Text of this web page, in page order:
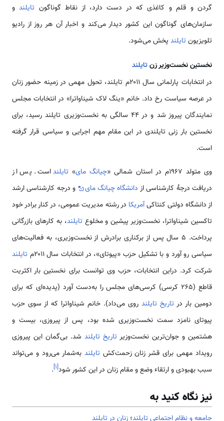
گردن و قلم و کاغذی که در دست دارد، از نقاط گوناگون تایلندو
سازمان‌های گوناگون این کشور دیدار می‌کند و اخبار آن هر روز از رادیو
تلویزیون تایلند پخش می‌شود.
نخستین نخست‌وزیر زنتایلند
در انتخابات پارلمانی سال ۲۰۱۱م تایلند، تحول مهمی در زمینه حضور زنان
در عرصه سیاست رخ داد. خانم «ینگ لاک شیناواترا» در انتخابات مجلس
نمایندگان پیروز شد و در ۴۴ سالگی به نخست‌وزیری تایلند رسید، برای
نخستین بار زنی تایلندی در این مقام مهم اجرایی و سیاسی قرار گرفته
است.
وی متولد ۱۹۶۷م در استان شمالی « چیانگ مای» تایلنداست. پس از
دریافت درجهٔ کارشناسی از دانشگاه چیانگ مای
و درجه کارشناسی ارشد
از دانشگاه دولتی کنتاکیآمریکا در رشته مدیریت عمومی، در کنار برادر خود
تاکسین شیناواترا، نخست‌وزیر پیشین و مخلوع تایلند، به کارهای بازرگانی
پرداخت. ۵ سال پس از برکناری برادرش از نخست‌وزیری، به فعالیت‌های
سیاسی رو آورد و با تشکیل حزب «پیوتای»، در انتخابات سال ۲۰۱۱م
تایلند
شرکت کرد. دراین انتخابات، حزب وی توانست برای نخستین بار اکثریت
قاطع (۲۶۵ کرسی) کرسی‌های مجلس را به‌دست آورد (پدیده‌ای که برای
دومین بار در تاریخ تایلند روی می‌داد). خانم شیناواترا که از سوی حزب
پیوتای نامزد سمت نخست‌وزیری شده بود، پس از پیروزی، بیست و
هشتمین و جوان‌ترین نخست‌وزیر تاریخ تایلند شد. بی‌گمان این پیروزی
رویداد مهمی برای قشر زنان زحمت‌کش تایلند به‌شمار می‌رود و می‌تواند
سبب بهبودی و ارتقاء وضع و مقام زنان در این کشور شود[۱]
.
نیز نگاه کنید به
جامعه و نظام اجتماعی تایلند؛ زنان در تایلند